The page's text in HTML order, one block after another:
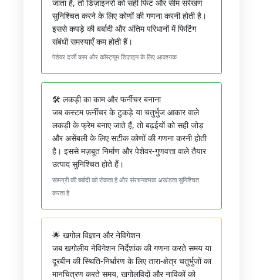
जाता है, तो डिज़ाइनरों को सही फिट और सीम संरेखण
सुनिश्चित करने के लिए कोणों की गणना करनी होती है।
इससे कपड़े की बर्बादी और अंतिम परिधानों में फिटिंग
संबंधी समस्याएँ कम होती हैं।
पेशेवर दर्जी काम और कॉस्ट्यूम डिज़ाइन के लिए आवश्यक
🛠️ लकड़ी का काम और फर्नीचर बनाना
जब कस्टम फ़र्नीचर के टुकड़े या चतुर्भुज आकार वाले
लकड़ी के फ्रेम बनाए जाते हैं, तो बढ़ईयों को सही जोड़
और असेंबली के लिए सटीक कोणों की गणना करनी होती
है। इससे मज़बूत निर्माण और पेशेवर-गुणवत्ता वाले तैयार
उत्पाद सुनिश्चित होते हैं।
सामग्री की बर्बादी को रोकता है और संरचनात्मक अखंडता सुनिश्चित
करता है
🌟 खगोल विज्ञान और नेविगेशन
जब खगोलीय नेविगेशन निर्देशांक की गणना करते समय या
दूरबीन की स्थिति-निर्धारण के लिए तारा-क्षेत्र चतुर्भुजों का
मानचित्रण करते समय, खगोलविदों और नाविकों को